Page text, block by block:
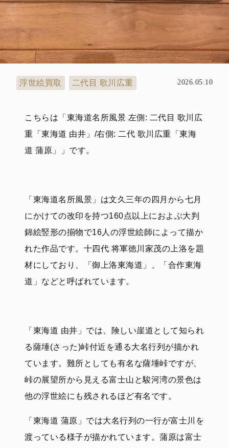
浮世絵買取 二代目 歌川広重 2026.05.10
こちらは「東海道名所風景 左側: 二代目 歌川広
重「東海道 由井」/右側: 二代 歌川広重「東海
道 蒲原」」です。
「東海道名所風景」は文久三年の四月から七月
にかけての改印を持つ160点以上におよぶ大判
錦絵竪形の揃物で16人の浮世絵師によって描か
れた作品です。十四代 将軍徳川家茂の上洛を題
材にしており、「御上洛東海道」、「合作東海
道」などと呼ばれています。
「東海道 由井」では、険しい崖道として知られ
る薩埵(さった)峠付近を通る大名行列が描かれ
ています。難所としても有名な薩埵峠ですが、
峠の展望所から見える富士山と駿河湾の景色は
他の浮世絵にも残されるほど有名です。
「東海道 蒲原」では大名行列の一行が富士川を
渡っている様子が描かれています。蒲原は富士